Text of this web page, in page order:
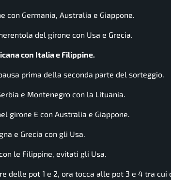
con Germania, Australia e Giappone.
del girone con Usa e Grecia.
con Italia e Filippine.
prima della seconda parte del sorteggio.
e Montenegro con la Lituania.
girone E con Australia e Giappone.
e Grecia con gli Usa.
le Filippine, evitati gli Usa.
delle pot 1 e 2, ora tocca alle pot 3 e 4 tra cui